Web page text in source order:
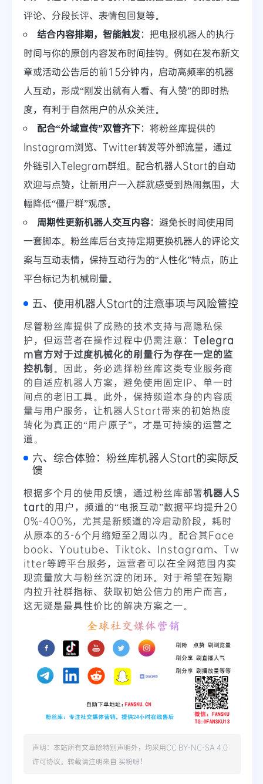
评论、分段长评、表情包回复等。
结合内容排期，智能触发：把电报机器人的执行
时间与你的原创内容发布时间挂钩。例如在发布新文
章或活动公告后的前15分钟内，启动高频率的机器
人互动，形成“刚发出就有人看、有人赞”的即时热
度，有利于自然用户的从众关注。
配合“外域宣传”双管齐下：将粉丝库提供的
Instagram浏览、Twitter转发等外部流量，通过
外链引入Telegram群组。配合机器人Start的自动
欢迎与点赞，让新用户一入群就感受到热闹氛围，大
幅降低“僵尸群”观感。
周期性更新机器人交互内容：避免长时间使用同
一套脚本。粉丝库后台支持定期更换机器人的评论文
案与互动表情，保持互动行为的“人性化”特点，防止
平台标记为机械刷量。
五、使用机器人Start的注意事项与风险管控
尽管粉丝库提供了成熟的技术支持与高隐私保
护，但运营者在操作过程中仍需注意： Telegra
m官方对于过度机械化的刷量行为存在一定的监
控机制 。因此，务必选择粉丝库这类专业服务商
的自适应机器人方案，避免使用固定IP、单一时
间点的老旧工具。此外，保持频道本身的内容质
量与用户服务，让机器人Start带来的初始热度
转化为真正的“用户原子”，才是可持续的运营之
道。
六、综合体验：粉丝库机器人Start的实际反
馈
根据多个月的使用反馈，通过粉丝库部署机器人S
tart的用户，频道的“电报互动”数据平均提升20
0%-400%，尤其是新频道的冷启动阶段，耗时
从原本的3-6个月缩短至2周以内。配合其Face
book、Youtube、Tiktok、Instagram、Tw
itter等跨平台服务，运营者可以在全网范围内实
现流量放大与粉丝沉淀的闭环。对于希望在短期
内拉升社群指标、获取初始公信力的用户而言，
这无疑是最具性价比的解决方案之一。
声明：本站所有文章除特别声明外，均采用CC BY-NC-SA 4.0
许可协议。转载请注明来自 买粉呀！